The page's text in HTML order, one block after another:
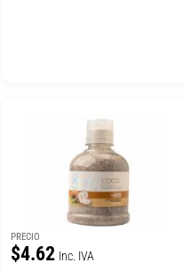
PRECIO
$4.62 Inc. IVA